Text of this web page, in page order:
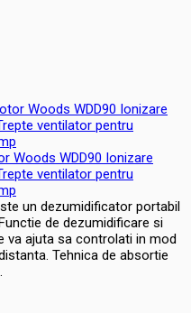
Woods WDD90 Ionizare
ventilator pentru
un dezumidificator portabil
de dezumidificare si
va ajuta sa controlati in mod
Tehnica de absortie